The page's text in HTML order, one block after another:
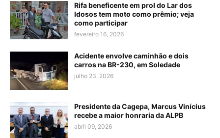
Rifa beneficente em prol do Lar dos
Idosos tem moto como prêmio; veja
como participar
fevereiro 16, 2026
Acidente envolve caminhão e dois
carros na BR-230, em Soledade
julho 23, 2026
Presidente da Cagepa, Marcus Vinícius
recebe a maior honraria da ALPB
abril 09, 2026